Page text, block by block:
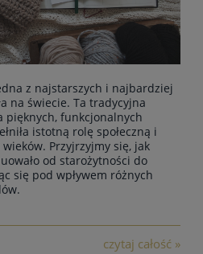
z najstarszych i najbardziej
na świecie. Ta tradycyjna
pięknych, funkcjonalnych
istotną rolę społeczną i
Przyjrzyjmy się, jak
od starożytności do
się pod wpływem różnych
czytaj całość »